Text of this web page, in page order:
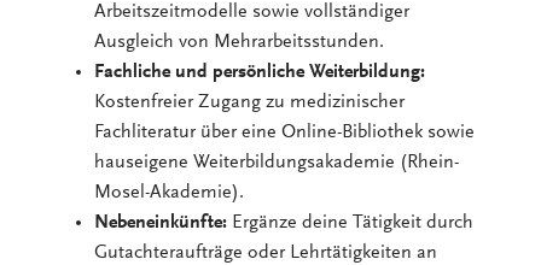
Arbeitszeitmodelle sowie vollständiger
Ausgleich von Mehrarbeitsstunden.
Fachliche und persönliche Weiterbildung:
Kostenfreier Zugang zu medizinischer
Fachliteratur über eine Online-Bibliothek sowie
hauseigene Weiterbildungsakademie (Rhein-
Mosel-Akademie).
Nebeneinkünfte: Ergänze deine Tätigkeit durch
Gutachteraufträge oder Lehrtätigkeiten an